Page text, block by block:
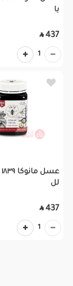
با
437

1
لل
437

1